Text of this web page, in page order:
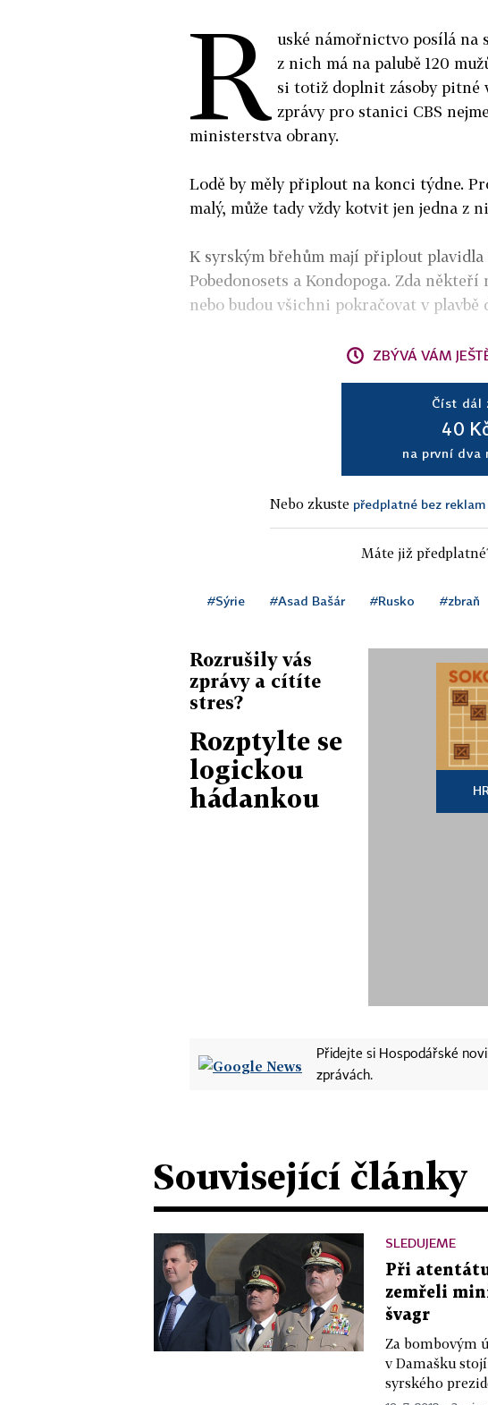
R uské námořnictvo posílá na
z nich má na palubě 120
si totiž doplnit zásoby
zprávy pro stanici CBS
ministerstva obrany.
Lodě by měly připlout na konci týdne.
malý, může tady vždy kotvit jen jedna z
K syrským břehům mají připlout
Pobedonosets a Kondopoga. Zda
nebo budou všichni pokračovat v plavbě
ZBÝVÁ VÁM
Číst dál
40
na první dva
Nebo zkuste předplatné bez
Máte již
#Sýrie #Asad Bašár #Rusko #zbraň
Rozrušily vás
zprávy a cítíte
stres?
Rozptylte se
logickou
hádankou
Přidejte si Hospodářské
zprávách.
Související články
SLEDUJEME
Při
zemřeli
švagr
Za bombovým
v Damašku
syrského